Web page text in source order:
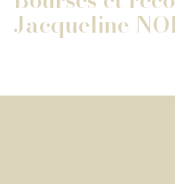
Jacqueline